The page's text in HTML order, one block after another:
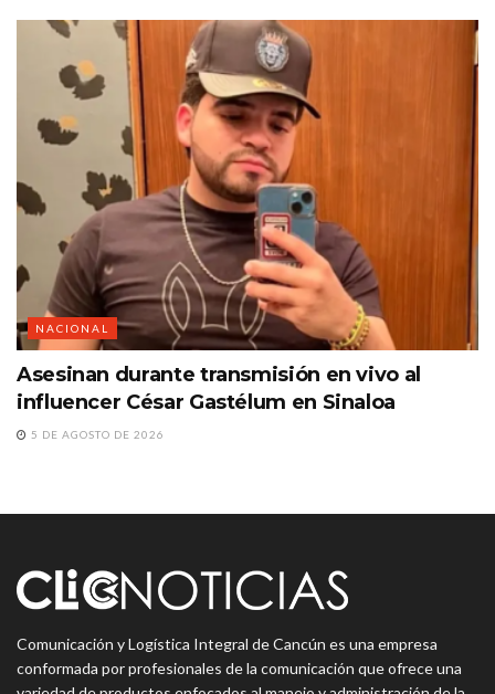
NACIONAL
Asesinan durante transmisión en vivo al
influencer César Gastélum en Sinaloa
5 DE AGOSTO DE 2026
Comunicación y Logística Integral de Cancún es una empresa
conformada por profesionales de la comunicación que ofrece una